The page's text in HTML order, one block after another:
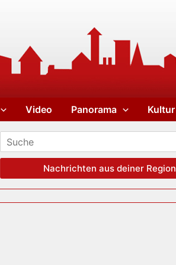
Video Panorama Kultur
Nachrichten aus deiner Region